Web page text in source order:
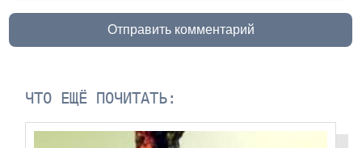
Отправить комментарий
ЧТО ЕЩЁ ПОЧИТАТЬ: